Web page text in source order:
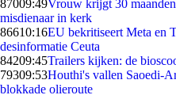
87009:49Vrouw krijgt 30
misdienaar in kerk
86610:16EU bekritiseert Meta en
desinformatie Ceuta
84209:45Trailers kijken: de
79309:53Houthi's vallen Saoedi-
blokkade olieroute